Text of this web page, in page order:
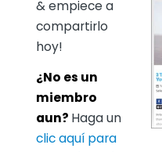
& empiece a
compartirlo
hoy!
¿No es un
miembro
aun? Haga un
clic aquí para